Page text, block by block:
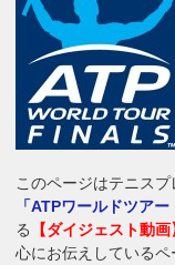
このページはテニス
「ATPワールドツア
る
【ダイジェスト動画
心にお伝えしているペ